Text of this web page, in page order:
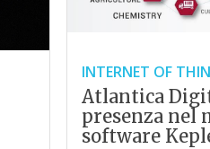
INTERNET OF
Atlantica
presenza nel
software